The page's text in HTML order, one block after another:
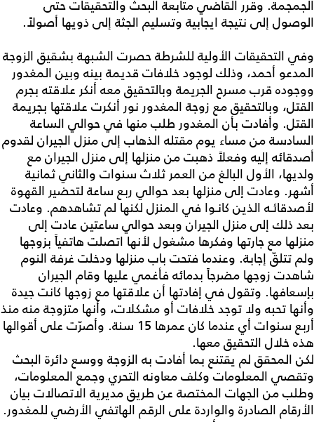
الجمجمة. وقرر القاضي متابعة البحث والتحقيقات حتى
الوصول إلى نتيجة ايجابية وتسليم الجثة إلى ذويها أصولاً.‏
وفي التحقيقات الأولية للشرطة حصرت الشبهة بشقيق الزوجة
المدعو أحمد، وذلك لوجود خلافات قديمة بينه وبين المغدور
ووجوده قرب مسرح الجريمة وبالتحقيق معه أنكر علاقته بجرم
القتل، وبالتحقيق مع زوجة المغدور نور أنكرت علاقتها بجريمة
القتل. وأفادت بأن المغدور طلب منها في حوالي الساعة
السادسة من مساء يوم مقتله الذهاب إلى منزل الجيران لقدوم
أصدقائه إليه وفعلاً ذهبت من منزلها إلى منزل الجيران مع
ولديها، الأول البالغ من العمر ثلاث سنوات والثاني ثمانية
أشهر. وعادت إلى منزلها بعد حوالي ربع ساعة لتحضير القهوة
لأصدقائـه الذين كانـوا في المنزل لكنها لم تشاهدهم. وعادت
بعد ذلك إلى منزل الجيران وبعد حوالي ساعتين عادت إلى
منزلها مع جارتها وفكرها مشغول لأنها اتصلت هاتفياً بزوجها
ولم تتلقّ إجابة. وعندما فتحت باب منزلها ودخلت غرفة النوم
شاهدت زوجها مضرجاً بدمائه فأغمي عليها وقام الجيران
بإسعافها. وتقول في إفادتها أن علاقتها مع زوجها كانت جيدة
وأنها تحبه ولا توجد خلافات أو مشكلات، وأنها متزوجة منه منذ
أربع سنوات أي عندما كان عمرها 15 سنة.‏ وأصرّت على أقوالها
هذه خلال التحقيق معها.‏
لكن المحقق لم يقتنع بما أفادت به الزوجة ووسع دائرة البحث
وتقصي المعلومات وكلف معاونه التحري وجمع المعلومات،
وطلب من الجهات المختصة عن طريق مديرية الاتصالات بيان
الأرقام الصادرة والواردة على الرقم الهاتفي الأرضي للمغدور.